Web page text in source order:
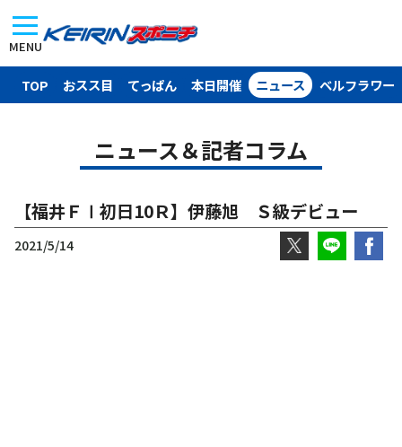
MENU
TOP おスス目 てっぱん 本日開催 ニュース ベルフラワー
ニュース＆記者コラム
【福井ＦⅠ初日10Ｒ】伊藤旭 Ｓ級デビュー
2021/5/14